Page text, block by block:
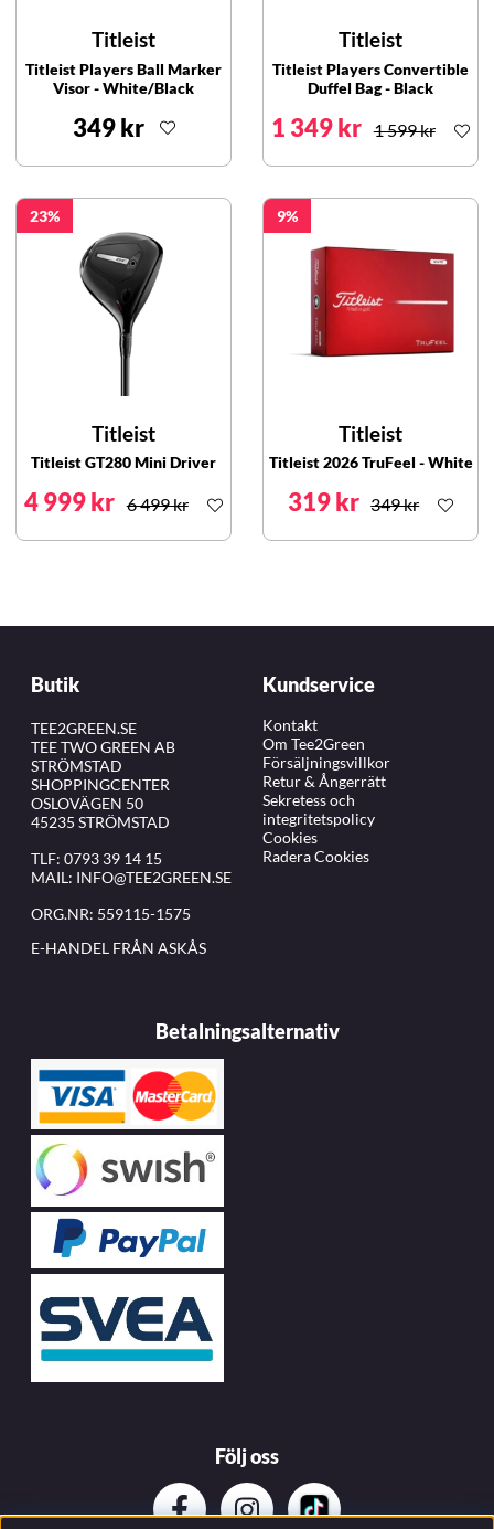
Titleist
Titleist Players Ball Marker
Visor - White/Black
349 kr
Titleist
Titleist Players Convertible
Duffel Bag - Black
1 349 kr 1 599 kr
23
Titleist
Titleist GT280 Mini Driver
4 999 kr 6 499 kr
9
Titleist
Titleist 2026 TruFeel - White
319 kr 349 kr
Butik
TEE2GREEN.SE
TEE TWO GREEN AB
STRÖMSTAD
SHOPPINGCENTER
OSLOVÄGEN 50
45235 STRÖMSTAD
TLF: 0793 39 14 15
MAIL: INFO@TEE2GREEN.SE
ORG.NR: 559115-1575
E-HANDEL FRÅN ASKÅS
Kundservice
Kontakt
Om Tee2Green
Försäljningsvillkor
Retur & Ångerrätt
Sekretess och
integritetspolicy
Cookies
Radera Cookies
Betalningsalternativ
Följ oss